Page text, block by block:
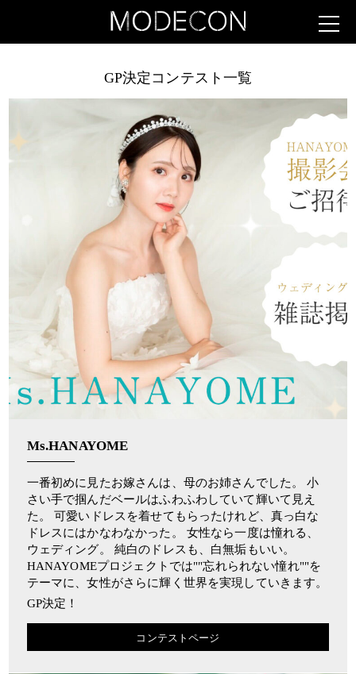
GP決定コンテスト一覧
Ms.HANAYOME
一番初めに見たお嫁さんは、母のお姉さんでした。 小
さい手で掴んだベールはふわふわしていて輝いて見え
た。 可愛いドレスを着せてもらったけれど、真っ白な
ドレスにはかなわなかった。 女性なら一度は憧れる、
ウェディング。 純白のドレスも、白無垢もいい。
HANAYOMEプロジェクトでは""忘れられない憧れ""を
テーマに、女性がさらに輝く世界を実現していきます。
GP決定！
コンテストページ